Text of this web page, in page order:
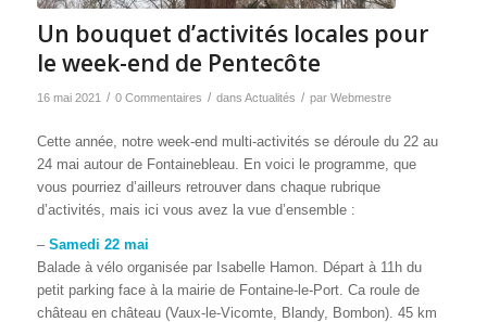
Un bouquet d’activités locales pour
le week-end de Pentecôte
16 mai 2021 / 0 Commentaires / dans Actualités / par Webmestre
Cette année, notre week-end multi-activités se déroule du 22 au
24 mai autour de Fontainebleau. En voici le programme, que
vous pourriez d’ailleurs retrouver dans chaque rubrique
d’activités, mais ici vous avez la vue d’ensemble :
– Samedi 22 mai
Balade à vélo organisée par Isabelle Hamon. Départ à 11h du
petit parking face à la mairie de Fontaine-le-Port. Ca roule de
château en château (Vaux-le-Vicomte, Blandy, Bombon). 45 km